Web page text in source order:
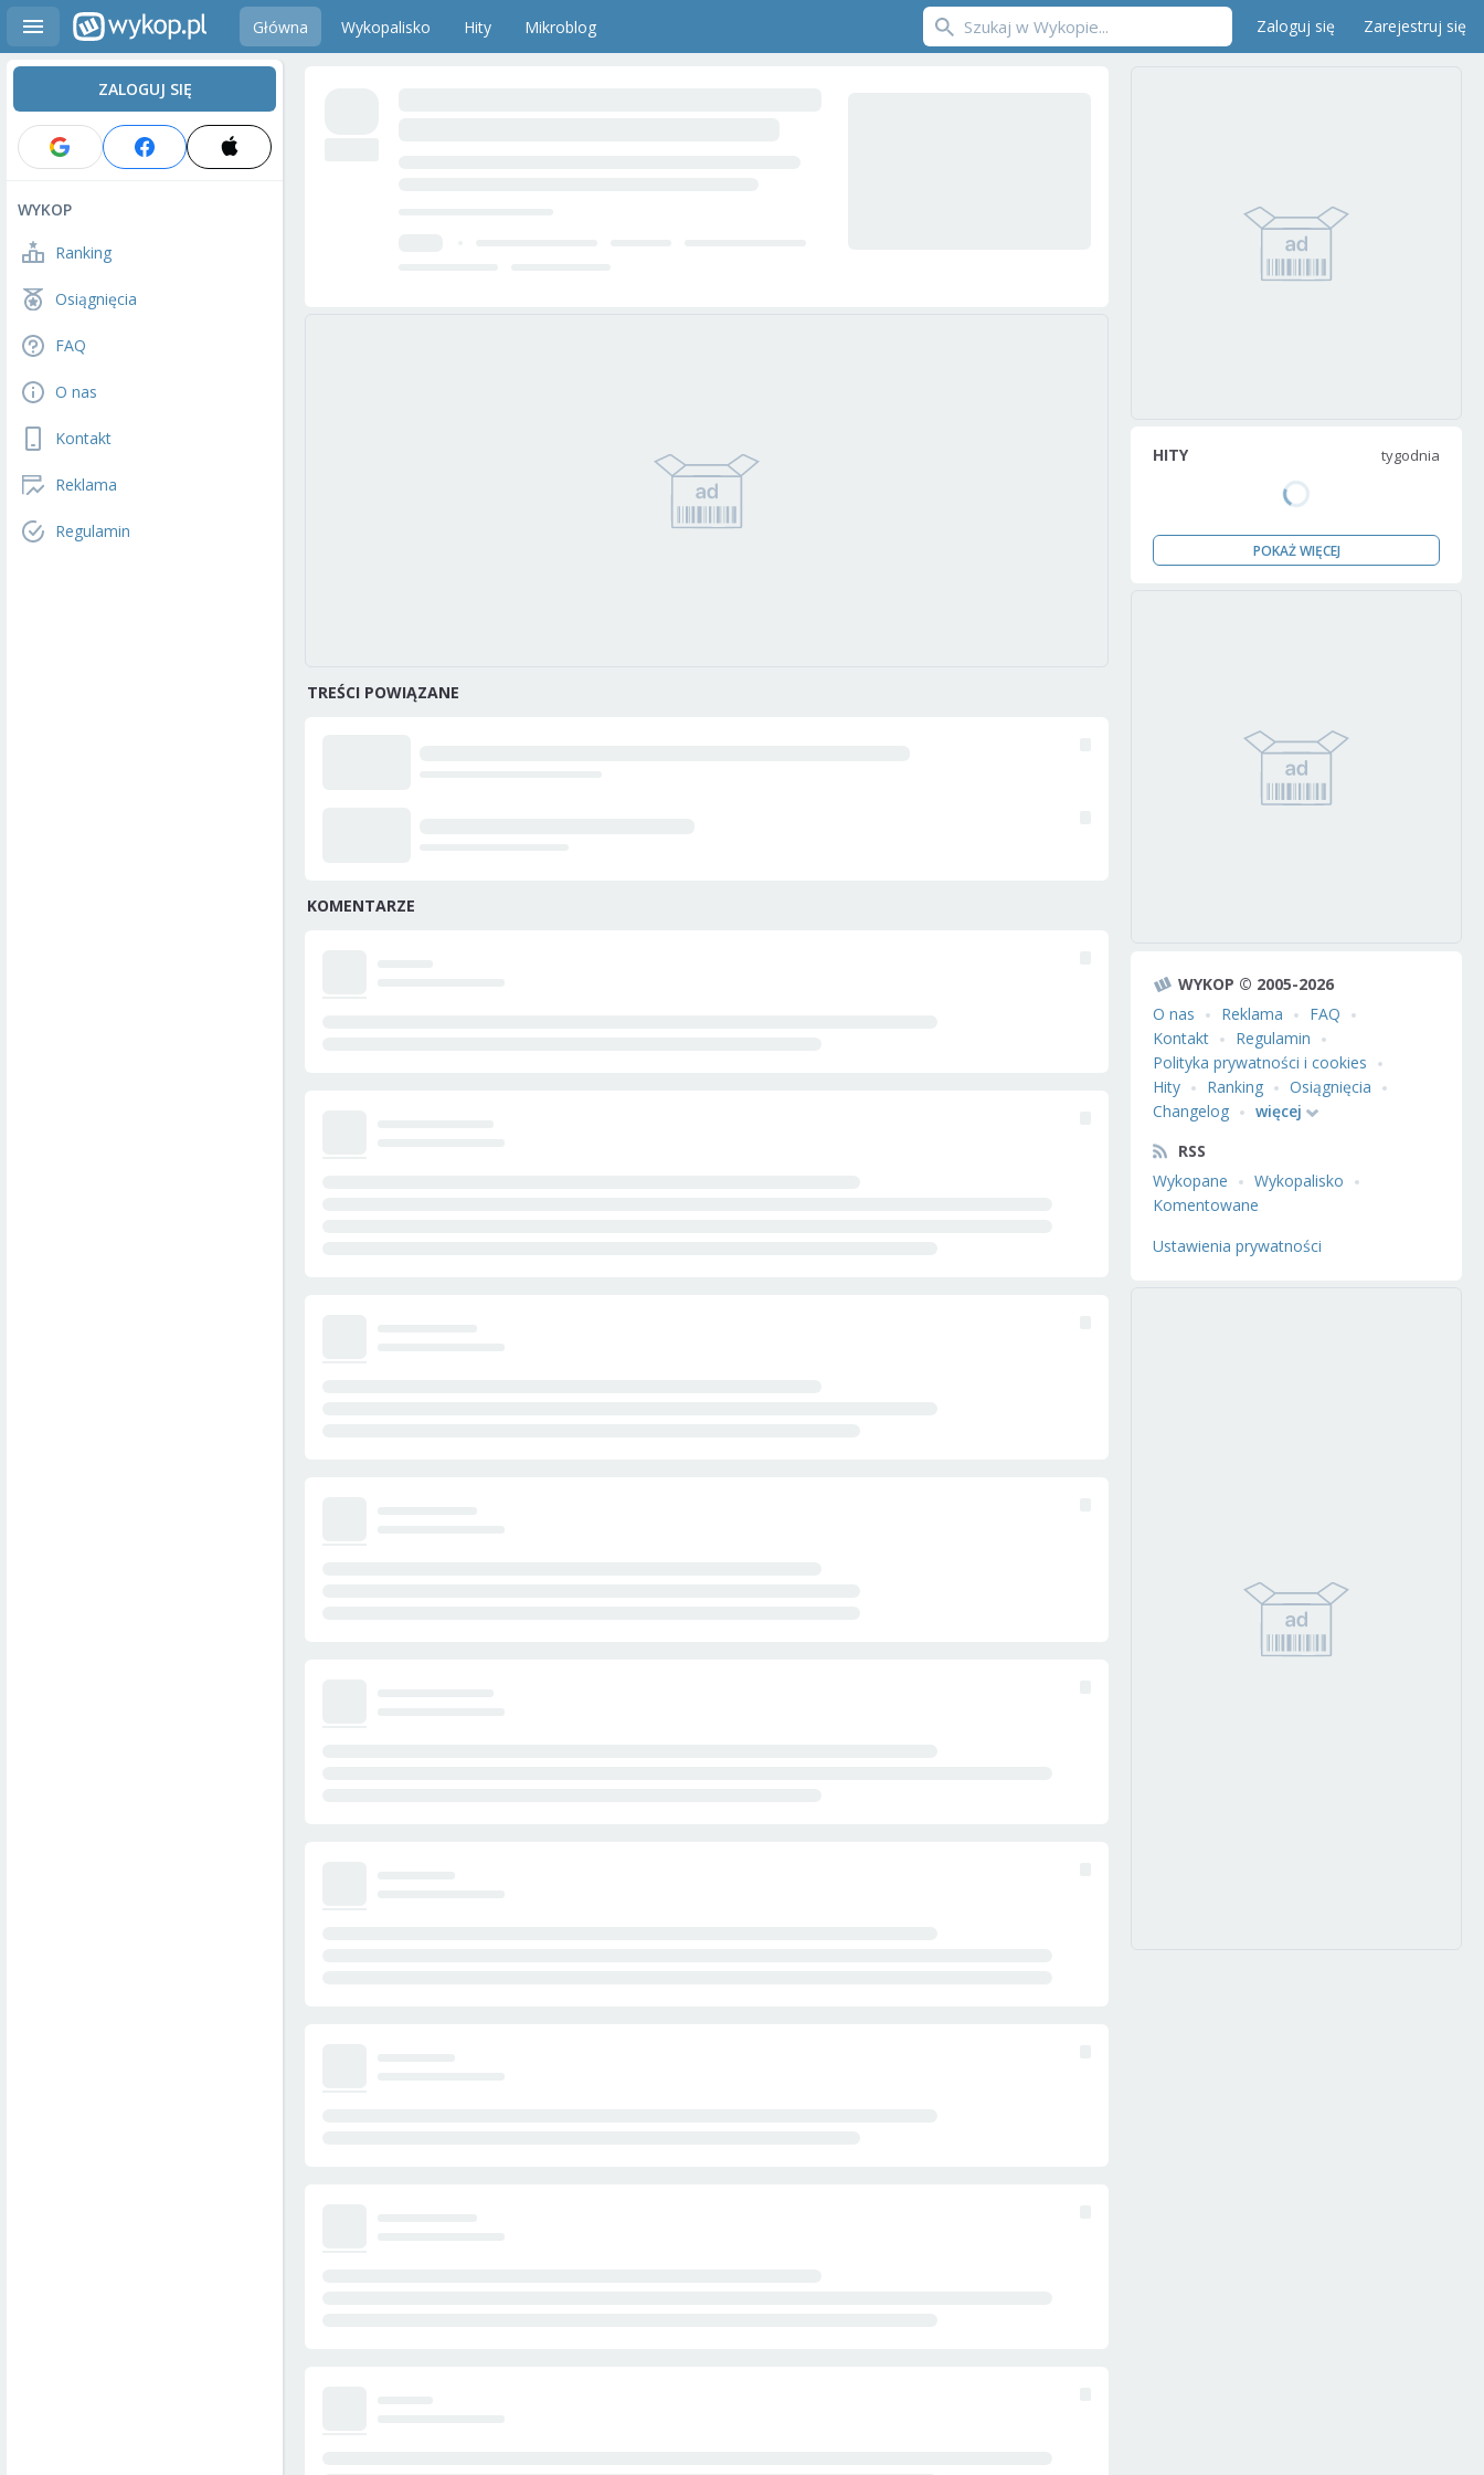
Główna Wykopalisko Hity Mikroblog Zaloguj się Zarejestruj się
ZALOGUJ SIĘ
WYKOP
Ranking
Osiągnięcia
FAQ
O nas
Kontakt
Reklama
Regulamin
TREŚCI POWIĄZANE
KOMENTARZE
HITY tygodnia
POKAŻ WIĘCEJ
WYKOP © 2005-2026
O nas
Reklama
FAQ
Kontakt
Regulamin
Polityka prywatności i cookies
Hity
Ranking
Osiągnięcia
Changelog
więcej
RSS
Wykopane
Wykopalisko
Komentowane
Ustawienia prywatności